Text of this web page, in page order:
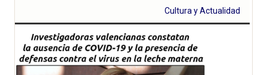
Cultura y Actualidad